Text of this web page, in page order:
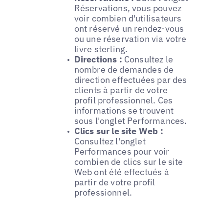
Réservations, vous pouvez
voir combien d'utilisateurs
ont réservé un rendez-vous
ou une réservation via votre
livre sterling.
Directions : Consultez le
nombre de demandes de
direction effectuées par des
clients à partir de votre
profil professionnel. Ces
informations se trouvent
sous l'onglet Performances.
Clics sur le site Web :
Consultez l'onglet
Performances pour voir
combien de clics sur le site
Web ont été effectués à
partir de votre profil
professionnel.